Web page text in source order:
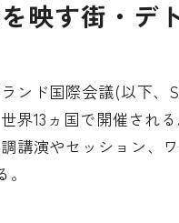
映す街・デ
ンド国際会議(以下
界13ヵ国で開催され
講演やセッション、